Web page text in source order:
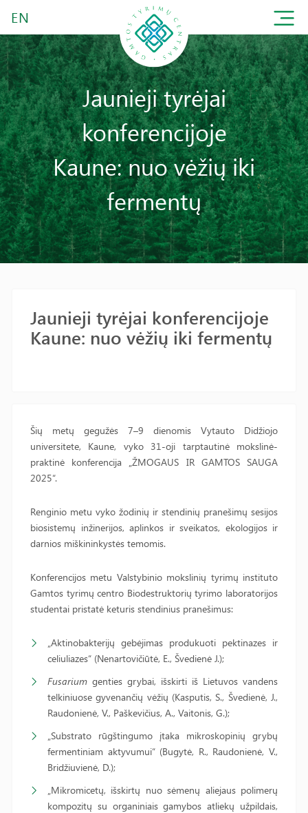
EN
Jaunieji tyrėjai
konferencijoje
Kaune: nuo vėžių iki
fermentų
Jaunieji tyrėjai konferencijoje
Kaune: nuo vėžių iki fermentų
Šių metų gegužės 7–9 dienomis Vytauto Didžiojo
universitete, Kaune, vyko 31-oji tarptautinė mokslinė-
praktinė konferencija „ŽMOGAUS IR GAMTOS SAUGA
2025“.
Renginio metu vyko žodinių ir stendinių pranešimų sesijos
biosistemų inžinerijos, aplinkos ir sveikatos, ekologijos ir
darnios miškininkystės temomis.
Konferencijos metu Valstybinio mokslinių tyrimų instituto
Gamtos tyrimų centro Biodestruktorių tyrimo laboratorijos
studentai pristatė keturis stendinius pranešimus:
„Aktinobakterijų gebėjimas produkuoti pektinazes ir
celiuliazes“ (Nenartovičiūtė, E., Švedienė J.);
Fusarium genties grybai, išskirti iš Lietuvos vandens
telkiniuose gyvenančių vėžių (Kasputis, S., Švedienė, J.,
Raudonienė, V., Paškevičius, A., Vaitonis, G.);
„Substrato rūgštingumo įtaka mikroskopinių grybų
fermentiniam aktyvumui“ (Bugytė, R., Raudonienė, V.,
Bridžiuvienė, D.);
„Mikromicetų, išskirtų nuo sėmenų aliejaus polimerų
kompozitų su organiniais gamybos atliekų užpildais,